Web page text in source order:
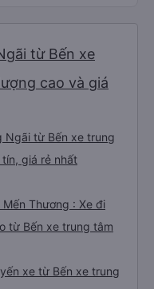
từ Bến xe
cao và giá
Ngãi từ Bến xe trung
giá rẻ nhất
Mến Thương : Xe đi
từ Bến xe trung tâm
xe từ Bến xe trung